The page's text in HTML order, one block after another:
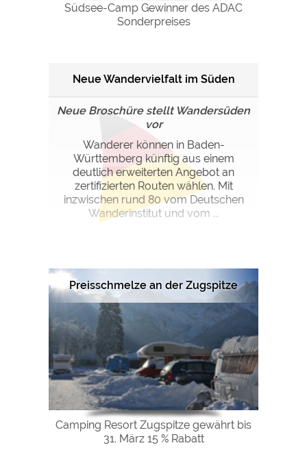
Südsee-Camp Gewinner des ADAC
Sonderpreises
Neue Wandervielfalt im Süden
Neue Broschüre stellt Wandersüden
vor
Wanderer können in Baden-
Württemberg künftig aus einem
deutlich erweiterten Angebot an
zertifizierten Routen wählen. Mit
inzwischen rund 80 vom Deutschen
Wanderinstitut und vom ...
Preisschmelze an der Zugspitze
Camping Resort Zugspitze gewährt bis
31. März 15 % Rabatt